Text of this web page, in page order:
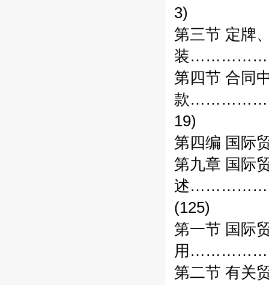
3)
第三节 定牌
装
第四节 合同
款
19)
第四编 国际
第九章 国际
述
(125)
第一节 国际
用
第二节 有关